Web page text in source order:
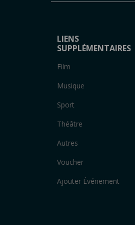
LIENS
SUPPLÉMENTAIRES
Film
Musique
Sport
Théâtre
Autres
Voucher
Ajouter Événement